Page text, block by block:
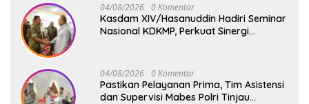
04/08/2026 0 Komentar
Kasdam XIV/Hasanuddin Hadiri Seminar
Nasional KDKMP, Perkuat Sinergi
04/08/2026 0 Komentar
Pastikan Pelayanan Prima, Tim Asistensi
dan Supervisi Mabes Polri Tinjau